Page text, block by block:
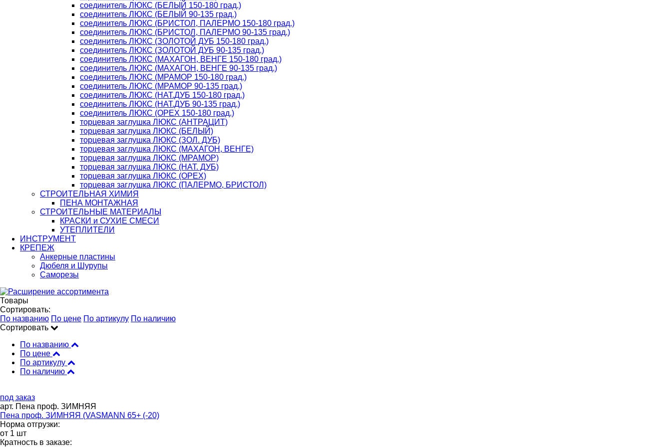
соединитель ЛЮКС (БЕЛЫЙ 150-180 град.)
соединитель ЛЮКС (БЕЛЫЙ 90-135 град.)
соединитель ЛЮКС (БРИСТОЛ, ПАЛЕРМО 150-180 град.)
соединитель ЛЮКС (БРИСТОЛ, ПАЛЕРМО 90-135 град.)
соединитель ЛЮКС (ЗОЛОТОЙ ДУБ 150-180 град.)
соединитель ЛЮКС (ЗОЛОТОЙ ДУБ 90-135 град.)
соединитель ЛЮКС (МАХАГОН, ВЕНГЕ 150-180 град.)
соединитель ЛЮКС (МАХАГОН, ВЕНГЕ 90-135 град.)
соединитель ЛЮКС (МРАМОР 150-180 град.)
соединитель ЛЮКС (МРАМОР 90-135 град.)
соединитель ЛЮКС (НАТ.ДУБ 150-180 град.)
соединитель ЛЮКС (НАТ.ДУБ 90-135 град.)
соединитель ЛЮКС (ОРЕХ 150-180 град.)
торцевая заглушка ЛЮКС (АНТРАЦИТ)
торцевая заглушка ЛЮКС (БЕЛЫЙ)
торцевая заглушка ЛЮКС (ЗОЛ. ДУБ)
торцевая заглушка ЛЮКС (МАХАГОН, ВЕНГЕ)
торцевая заглушка ЛЮКС (МРАМОР)
торцевая заглушка ЛЮКС (НАТ. ДУБ)
торцевая заглушка ЛЮКС (ОРЕХ)
торцевая заглушка ЛЮКС (ПАЛЕРМО, БРИСТОЛ)
СТРОИТЕЛЬНАЯ ХИМИЯ
ПЕНА МОНТАЖНАЯ
СТРОИТЕЛЬНЫЕ МАТЕРИАЛЫ
КРАСКИ и СУХИЕ СМЕСИ
УТЕПЛИТЕЛИ
ИНСТРУМЕНТ
КРЕПЕЖ
Анкерные пластины
Дюбеля и Шурупы
Саморезы
Товары
Сортировать:
По названию По цене По артикулу По наличию
Сортировать
По названию
По цене
По артикулу
По наличию
под заказ
арт. Пена проф. ЗИМНЯЯ
Пена проф. ЗИМНЯЯ (VASMANN 65+ (-20)
Норма отгрузки:
от 1 шт
Кратность в заказе: